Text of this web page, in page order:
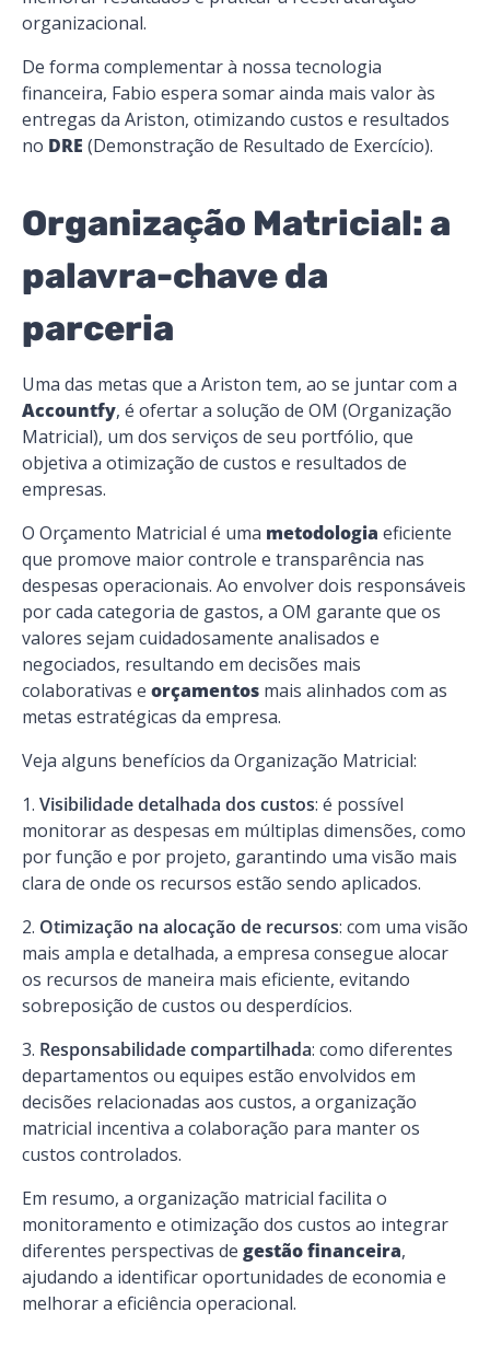
organizacional.
De forma complementar à nossa tecnologia
financeira, Fabio espera somar ainda mais valor às
entregas da Ariston, otimizando custos e resultados
no DRE (Demonstração de Resultado de Exercício).
Organização Matricial: a
palavra-chave da
parceria
Uma das metas que a Ariston tem, ao se juntar com a
Accountfy, é ofertar a solução de OM (Organização
Matricial), um dos serviços de seu portfólio, que
objetiva a otimização de custos e resultados de
empresas.
O Orçamento Matricial é uma metodologia eficiente
que promove maior controle e transparência nas
despesas operacionais. Ao envolver dois responsáveis
por cada categoria de gastos, a OM garante que os
valores sejam cuidadosamente analisados e
negociados, resultando em decisões mais
colaborativas e orçamentos mais alinhados com as
metas estratégicas da empresa.
Veja alguns benefícios da Organização Matricial:
Visibilidade detalhada dos custos: é possível
monitorar as despesas em múltiplas dimensões, como
por função e por projeto, garantindo uma visão mais
clara de onde os recursos estão sendo aplicados.
Otimização na alocação de recursos: com uma visão
mais ampla e detalhada, a empresa consegue alocar
os recursos de maneira mais eficiente, evitando
sobreposição de custos ou desperdícios.
Responsabilidade compartilhada: como diferentes
departamentos ou equipes estão envolvidos em
decisões relacionadas aos custos, a organização
matricial incentiva a colaboração para manter os
custos controlados.
Em resumo, a organização matricial facilita o
monitoramento e otimização dos custos ao integrar
diferentes perspectivas de gestão financeira,
ajudando a identificar oportunidades de economia e
melhorar a eficiência operacional.